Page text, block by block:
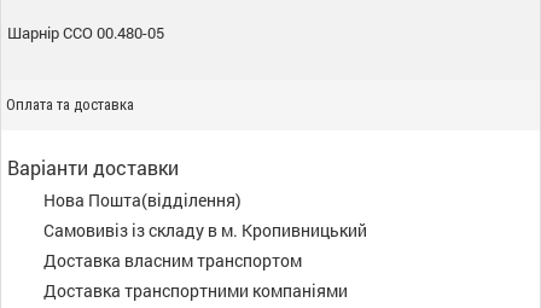
Шарнір ССО 00.480-05
Оплата та доставка
Варіанти доставки
Нова Пошта(відділення)
Самовивіз із складу в м. Кропивницький
Доставка власним транспортом
Доставка транспортними компаніями